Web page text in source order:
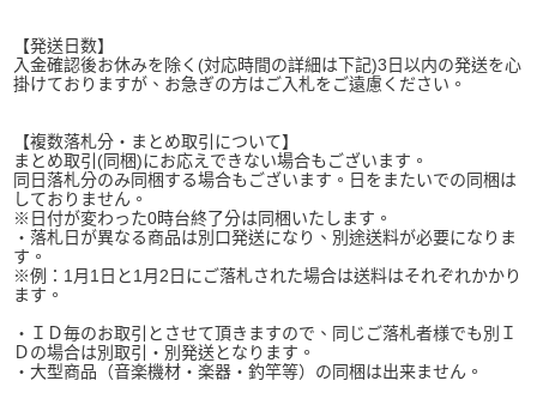
【発送日数】
入金確認後お休みを除く(対応時間の詳細は下記)3日以内の発送を心
掛けておりますが、お急ぎの方はご入札をご遠慮ください。
【複数落札分・まとめ取引について】
まとめ取引(同梱)にお応えできない場合もございます。
同日落札分のみ同梱する場合もございます。日をまたいでの同梱は
しておりません。
※日付が変わった0時台終了分は同梱いたします。
・落札日が異なる商品は別口発送になり、別途送料が必要になりま
す。
※例：1月1日と1月2日にご落札された場合は送料はそれぞれかかり
ます。
・ＩＤ毎のお取引とさせて頂きますので、同じご落札者様でも別Ｉ
Ｄの場合は別取引・別発送となります。
・大型商品（音楽機材・楽器・釣竿等）の同梱は出来ません。